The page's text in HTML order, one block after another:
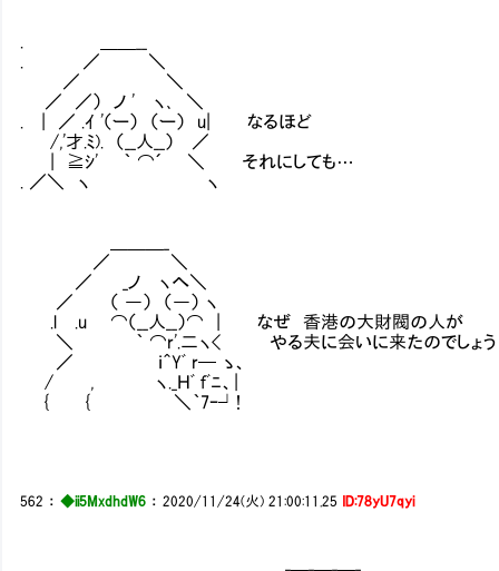
. ／ ＼
／ ＼
／ ／） ノ ' ヽ､ ＼
. | ／ .ｲ '（ー） （ー） u| なるほど
/,'才.ﾐ). （__人__） ／
| ≧ｼ' ｀ ⌒´ ＼ それにしても…
. ／＼ ヽ ヽ
／ ＼
／ _ノ ヽへ＼
／ （ ―） （―） ヽ
.l .u ⌒（__人__）⌒ | なぜ 香港の大財閥の人が
＼ ｀ ⌒r'.二ヽ< やる夫に会いに来たのでしょう
／ ｉ＾Yﾞ r─ ゝ、
/ , ヽ._Ｈﾞ ｆﾞﾆ、|
{ { ＼｀7ｰ┘!
562 ：◆ii5MxdhdW6 ：2020/11/24(火) 21:00:11.25 ID:78yU7qyi